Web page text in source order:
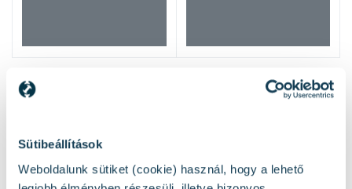
Sütibeállítások
Weboldalunk sütiket (cookie) használ, hogy a lehető
Mások ezeket nézték